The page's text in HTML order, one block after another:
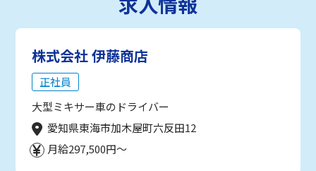
株式会社 伊藤商店
正社員
大型ミキサー車のドライバー
愛知県東海市加木屋町六反田12
月給297,500円～